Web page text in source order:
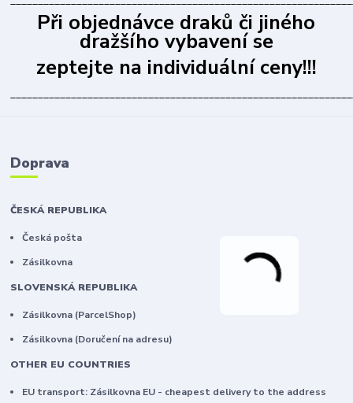
Při objednávce draků či jiného
dražšího vybavení se
zeptejte na individuální ceny!!!
Doprava
ČESKÁ REPUBLIKA
Česká pošta
Zásilkovna
SLOVENSKÁ REPUBLIKA
Zásilkovna (ParcelShop)
Zásilkovna (Doručení na adresu)
OTHER EU COUNTRIES
EU transport: Zásilkovna EU - cheapest delivery to the address